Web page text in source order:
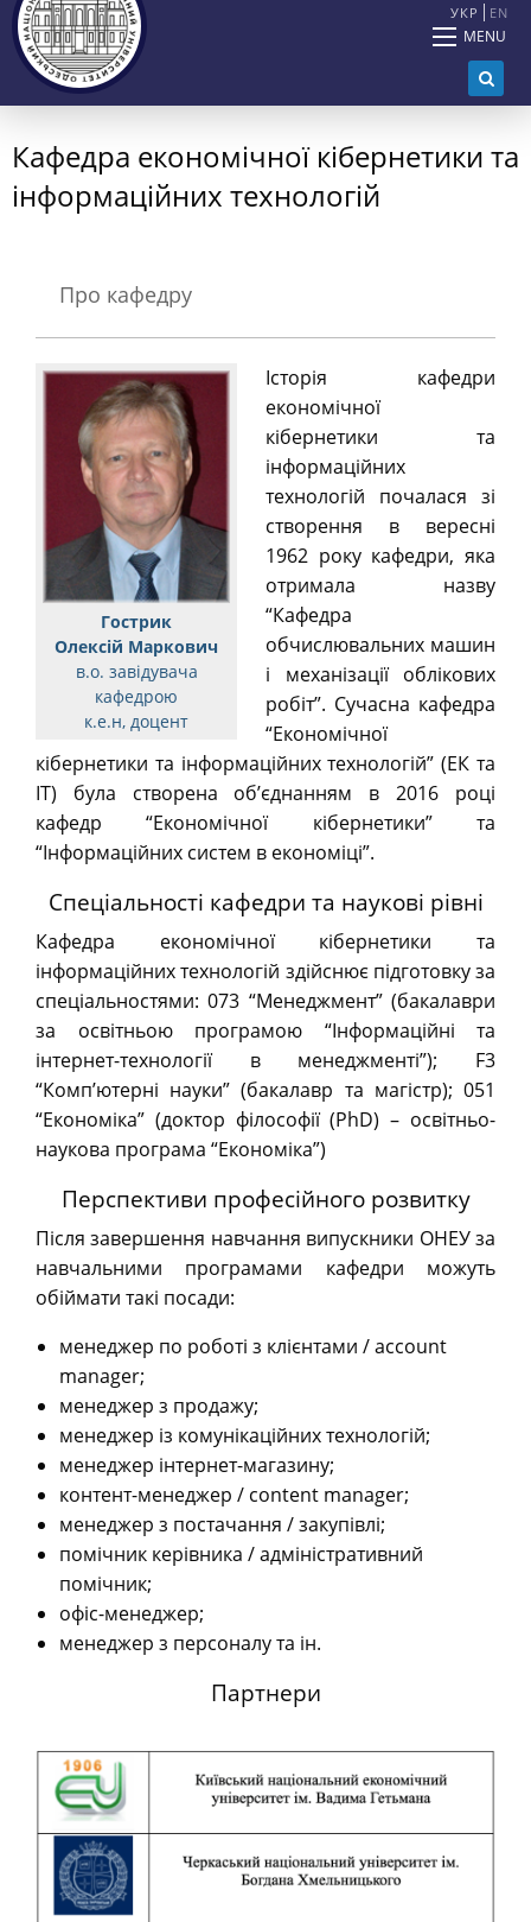
УКР EN
MENU
Кафедра економічної кібернетики та
інформаційних технологій
Про кафедру
Гострик
Олексій Маркович
в.о. завідувача
кафедрою
к.е.н, доцент
Історія кафедри
економічної
кібернетики та
інформаційних
технологій почалася зі
створення в вересні
1962 року кафедри, яка
отримала назву
“Кафедра
обчислювальних машин
і механізації облікових
робіт”. Сучасна кафедра
“Економічної
кібернетики та інформаційних технологій” (ЕК та
ІТ) була створена об’єднанням в 2016 році
кафедр “Економічної кібернетики” та
“Інформаційних систем в економіці”.
Спеціальності кафедри та наукові рівні
Кафедра економічної кібернетики та
інформаційних технологій здійснює підготовку за
спеціальностями: 073 “Менеджмент” (бакалаври
за освітньою програмою “Інформаційні та
інтернет-технології в менеджменті”); F3
“Комп’ютерні науки” (бакалавр та магістр); 051
“Економіка” (доктор філософії (PhD) – освітньо-
наукова програма “Економіка”)
Перспективи професійного розвитку
Після завершення навчання випускники ОНЕУ за
навчальними програмами кафедри можуть
обіймати такі посади:
менеджер по роботі з клієнтами / account
manager;
менеджер з продажу;
менеджер із комунікаційних технологій;
менеджер інтернет-магазину;
контент-менеджер / content manager;
менеджер з постачання / закупівлі;
помічник керівника / адміністративний
помічник;
офіс-менеджер;
менеджер з персоналу та ін.
Партнери